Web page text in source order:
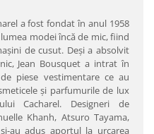
a fost fondat în anul 1958
modei încă de mic, fiind
de cusut. Deşi a absolvit
Jean Bousquet a intrat în
piese vestimentare ce au
şi parfumurile de lux
Cacharel. Designeri de
Khanh, Atsuro Tayama,
au adus aportul la urcarea